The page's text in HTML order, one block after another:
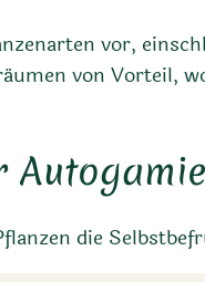
vor,
von Vorteil,
Autogamie
die